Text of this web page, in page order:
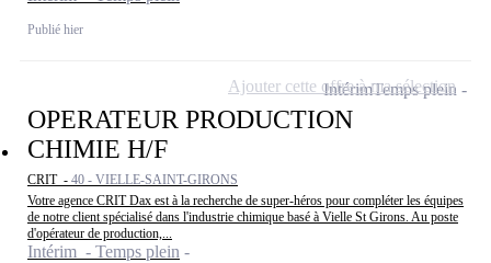
Publié hier
OPERATEUR PRODUCTION
CHIMIE H/F
CRIT - 40 - VIELLE-SAINT-GIRONS
Votre agence CRIT Dax est à la recherche de super-héros pour compléter les équipes
de notre client spécialisé dans l'industrie chimique basé à Vielle St Girons. Au poste
d'opérateur de production,...
Intérim - Temps plein
IntérimTemps plein
Ajouter cette offre à ma sélection